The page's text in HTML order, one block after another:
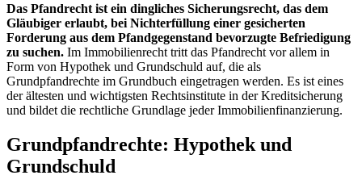
Das Pfandrecht ist ein dingliches Sicherungsrecht, das dem
Gläubiger erlaubt, bei Nichterfüllung einer gesicherten
Forderung aus dem Pfandgegenstand bevorzugte Befriedigung
zu suchen. Im Immobilienrecht tritt das Pfandrecht vor allem in
Form von Hypothek und Grundschuld auf, die als
Grundpfandrechte im Grundbuch eingetragen werden. Es ist eines
der ältesten und wichtigsten Rechtsinstitute in der Kreditsicherung
und bildet die rechtliche Grundlage jeder Immobilienfinanzierung.
Grundpfandrechte: Hypothek und
Grundschuld